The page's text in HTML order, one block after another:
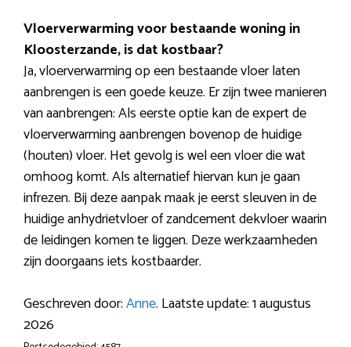
Vloerverwarming voor bestaande woning in
Kloosterzande, is dat kostbaar?
Ja, vloerverwarming op een bestaande vloer laten
aanbrengen is een goede keuze. Er zijn twee manieren
van aanbrengen: Als eerste optie kan de expert de
vloerverwarming aanbrengen bovenop de huidige
(houten) vloer. Het gevolg is wel een vloer die wat
omhoog komt. Als alternatief hiervan kun je gaan
infrezen. Bij deze aanpak maak je eerst sleuven in de
huidige anhydrietvloer of zandcement dekvloer waarin
de leidingen komen te liggen. Deze werkzaamheden
zijn doorgaans iets kostbaarder.
Geschreven door:Anne. Laatste update: 1 augustus
2026